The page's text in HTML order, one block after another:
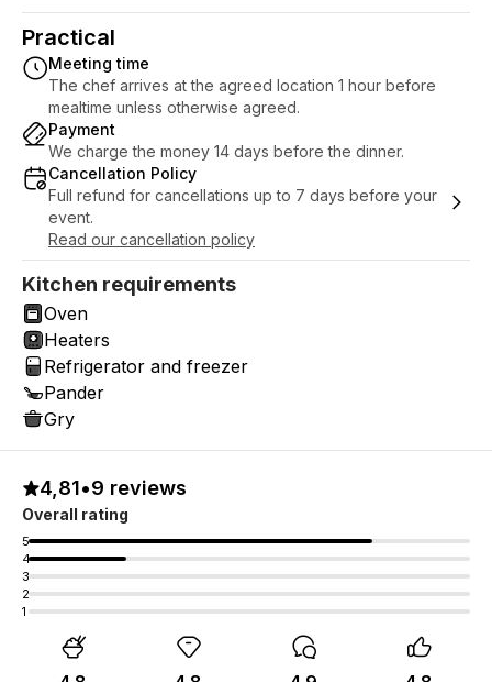
Practical
Meeting time
The chef arrives at the agreed location 1 hour before
mealtime unless otherwise agreed.
Payment
We charge the money 14 days before the dinner.
Cancellation Policy
Full refund for cancellations up to 7 days before your
event.
Read our cancellation policy
Kitchen requirements
Oven
Heaters
Refrigerator and freezer
Pander
Gry
4,81•9 reviews
Overall rating
5
4
3
2
1